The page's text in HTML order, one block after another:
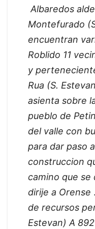
Albaredos
Montefurado
encuentran
Roblido 11
y
Rua (S.
asienta sobre
pueblo de
del valle con
para dar paso
construccion
camino que se
dirije a Orense
de recursos
Estevan) A